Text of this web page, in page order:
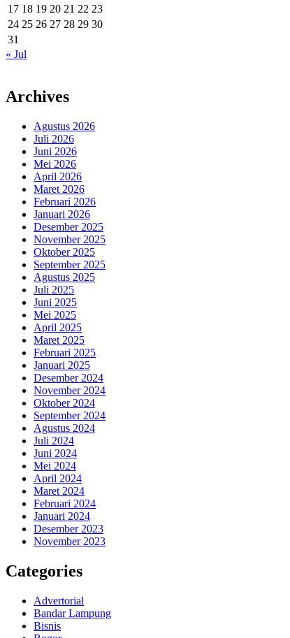
17 18 19 20 21 22 23
24 25 26 27 28 29 30
31
« Jul
Archives
Agustus 2026
Juli 2026
Juni 2026
Mei 2026
April 2026
Maret 2026
Februari 2026
Januari 2026
Desember 2025
November 2025
Oktober 2025
September 2025
Agustus 2025
Juli 2025
Juni 2025
Mei 2025
April 2025
Maret 2025
Februari 2025
Januari 2025
Desember 2024
November 2024
Oktober 2024
September 2024
Agustus 2024
Juli 2024
Juni 2024
Mei 2024
April 2024
Maret 2024
Februari 2024
Januari 2024
Desember 2023
November 2023
Categories
Advertorial
Bandar Lampung
Bisnis